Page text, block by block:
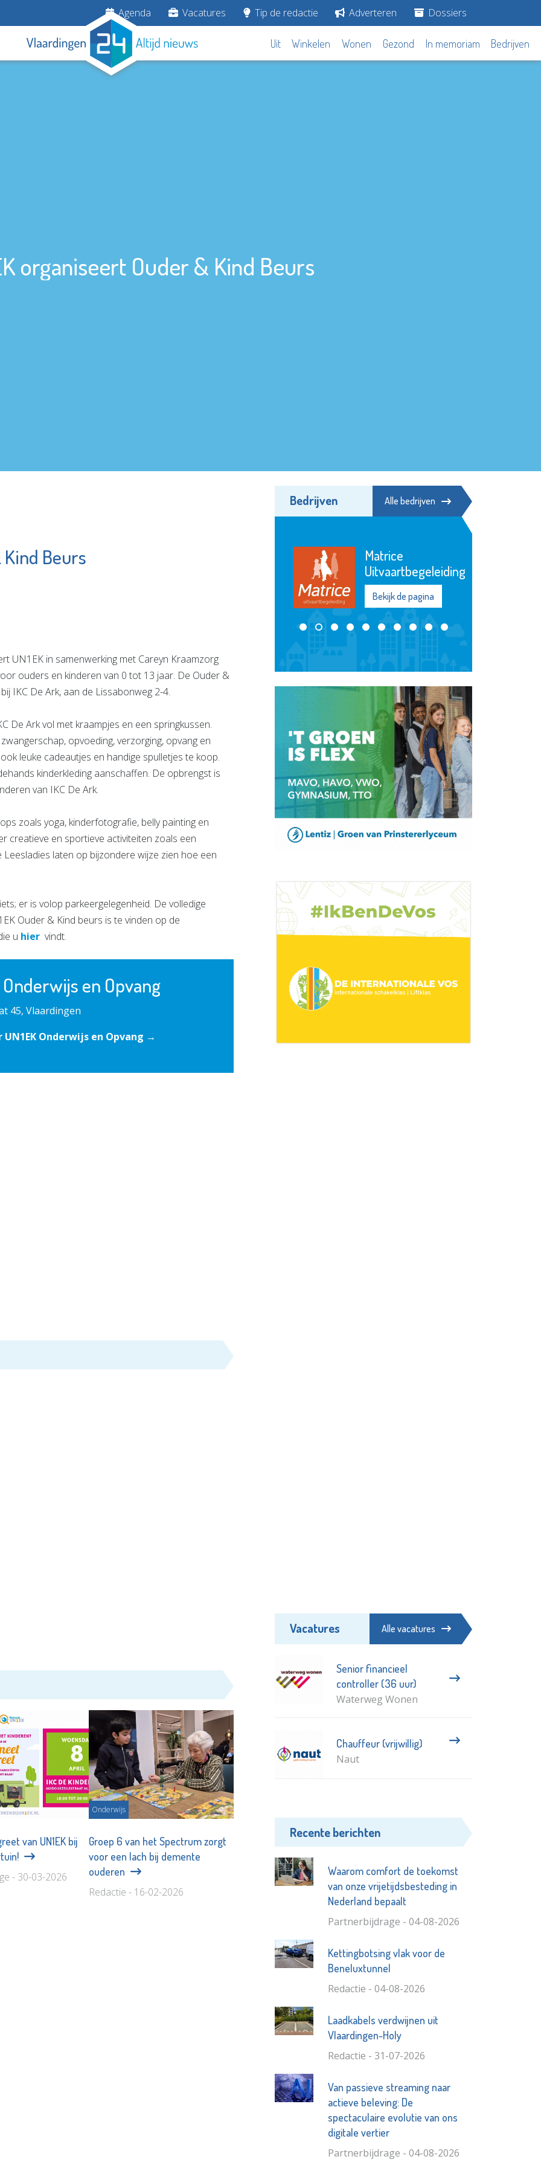
Agenda Vacatures Tip de redactie Adverteren Dossiers
Uit Winkelen Wonen Gezond In memoriam Bedrijven
organiseert Ouder & Kind Beurs
Kind Beurs
UN1EK in samenwerking met Careyn Kraamzorg
ouders en kinderen van 0 tot 13 jaar. De Ouder &
IKC De Ark, aan de Lissabonweg 2-4.
De Ark vol met kraampjes en een springkussen.
opvoeding, verzorging, opvang en
leuke cadeautjes en handige spulletjes te koop.
kinderkleding aanschaffen. De opbrengst is
van IKC De Ark.
zoals yoga, kinderfotografie, belly painting en
creatieve en sportieve activiteiten zoals een
laten op bijzondere wijze zien hoe een
er is volop parkeergelegenheid. De volledige
Ouder & Kind beurs is te vinden op de
u hier vindt.
Onderwijs en Opvang
45, Vlaardingen
UN1EK Onderwijs en Opvang →
van UN1EK bij
- 30-03-2026
Onderwijs
Groep 6 van het Spectrum zorgt
voor een lach bij demente
ouderen
Redactie - 16-02-2026
Bedrijven Alle bedrijven
Matrice
Uitvaartbegeleiding
Bekijk de pagina
Vacatures Alle vacatures
Senior financieel
controller (36 uur)
Waterweg Wonen
Chauffeur (vrijwillig)
Naut
Recente berichten
Waarom comfort de toekomst
van onze vrijetijdsbesteding in
Nederland bepaalt
Partnerbijdrage - 04-08-2026
Kettingbotsing vlak voor de
Beneluxtunnel
Redactie - 04-08-2026
Laadkabels verdwijnen uit
Vlaardingen-Holy
Redactie - 31-07-2026
Van passieve streaming naar
actieve beleving: De
spectaculaire evolutie van ons
digitale vertier
Partnerbijdrage - 04-08-2026